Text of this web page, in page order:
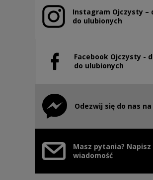
Instagram Ojczysty –
do ulubionych
Note, the link will open in a
Facebook Ojczysty -
do ulubionych
Note, the link will open in a
Odezwij się do nas
Note, the link will open in a
Masz pytania? Napisz
wiadomość